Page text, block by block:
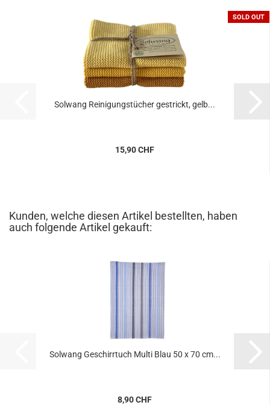
SOLD OUT
Solwang Reinigungstücher gestrickt, gelb...
15,90 CHF
Kunden, welche diesen Artikel bestellten, haben
auch folgende Artikel gekauft:
Solwang Geschirrtuch Multi Blau 50 x 70 cm...
8,90 CHF